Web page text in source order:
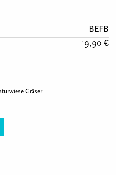
BEFB
19,90 €
Gräser